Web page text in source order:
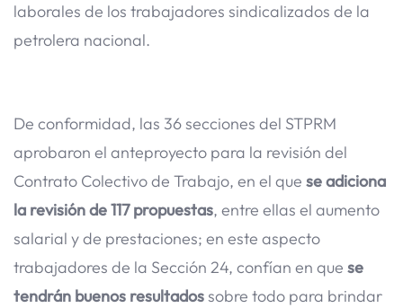
laborales de los trabajadores sindicalizados de la
petrolera nacional.
De conformidad, las 36 secciones del STPRM
aprobaron el anteproyecto para la revisión del
Contrato Colectivo de Trabajo, en el que se adiciona
la revisión de 117 propuestas, entre ellas el aumento
salarial y de prestaciones; en este aspecto
trabajadores de la Sección 24, confían en que se
tendrán buenos resultadossobre todo para brindar